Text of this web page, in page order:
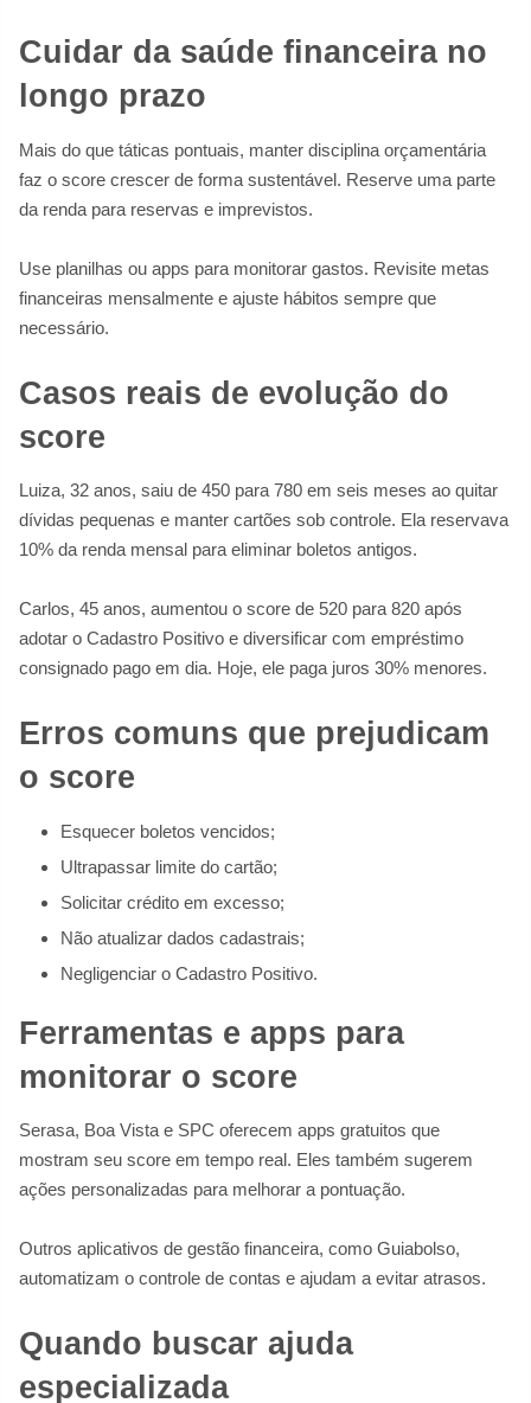
Cuidar da saúde financeira no
longo prazo
Mais do que táticas pontuais, manter disciplina orçamentária
faz o score crescer de forma sustentável. Reserve uma parte
da renda para reservas e imprevistos.
Use planilhas ou apps para monitorar gastos. Revisite metas
financeiras mensalmente e ajuste hábitos sempre que
necessário.
Casos reais de evolução do
score
Luiza, 32 anos, saiu de 450 para 780 em seis meses ao quitar
dívidas pequenas e manter cartões sob controle. Ela reservava
10% da renda mensal para eliminar boletos antigos.
Carlos, 45 anos, aumentou o score de 520 para 820 após
adotar o Cadastro Positivo e diversificar com empréstimo
consignado pago em dia. Hoje, ele paga juros 30% menores.
Erros comuns que prejudicam
o score
Esquecer boletos vencidos;
Ultrapassar limite do cartão;
Solicitar crédito em excesso;
Não atualizar dados cadastrais;
Negligenciar o Cadastro Positivo.
Ferramentas e apps para
monitorar o score
Serasa, Boa Vista e SPC oferecem apps gratuitos que
mostram seu score em tempo real. Eles também sugerem
ações personalizadas para melhorar a pontuação.
Outros aplicativos de gestão financeira, como Guiabolso,
automatizam o controle de contas e ajudam a evitar atrasos.
Quando buscar ajuda
especializada